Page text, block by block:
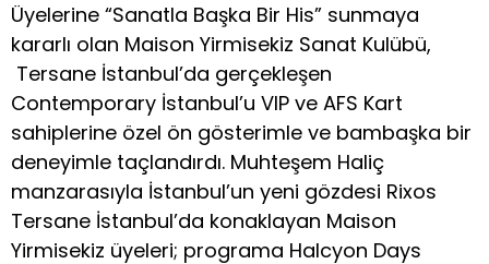
Üyelerine “Sanatla Başka Bir His” sunmaya
kararlı olan Maison Yirmisekiz Sanat Kulübü,
Tersane İstanbul’da gerçekleşen
Contemporary İstanbul’u VIP ve AFS Kart
sahiplerine özel ön gösterimle ve bambaşka bir
deneyimle taçlandırdı. Muhteşem Haliç
manzarasıyla İstanbul’un yeni gözdesi Rixos
Tersane İstanbul’da konaklayan Maison
Yirmisekiz üyeleri; programa Halcyon Days